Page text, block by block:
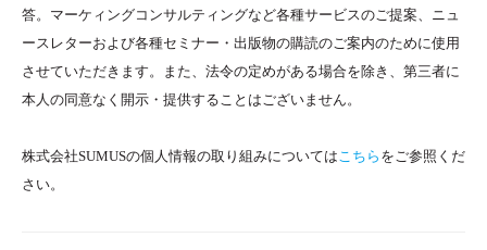
答。マーケィングコンサルティングなど各種サービスのご提案、ニュ
ースレターおよび各種セミナー・出版物の購読のご案内のために使用
させていただきます。また、法令の定めがある場合を除き、第三者に
本人の同意なく開示・提供することはございません。
株式会社SUMUSの個人情報の取り組みについてはこちら をご参照くだ
さい。